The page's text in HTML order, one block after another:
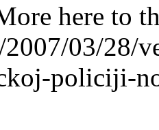
here to
03/28/
policiji-